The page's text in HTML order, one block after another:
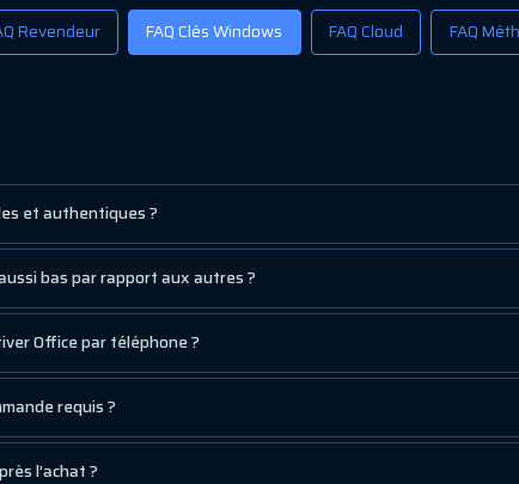
Revendeur FAQ Clés Windows FAQ Cloud FAQ
et authentiques ?
bas par rapport aux autres ?
Office par téléphone ?
requis ?
l’achat ?